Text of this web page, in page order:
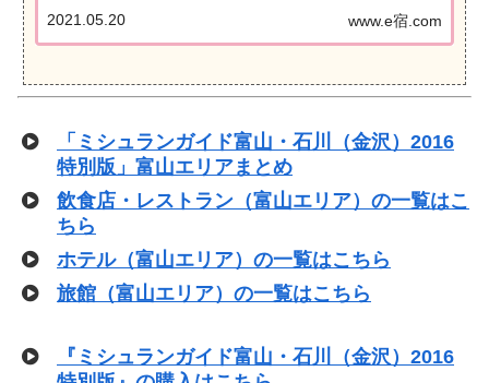
店・レストラン）を一覧にまとめました。ミ
シュランガイド富山2021『ミシュランプレー
www.e宿.com
2021.05.20
「ミシュランガイド富山・石川（金沢）2016
特別版」富山エリアまとめ
飲食店・レストラン（富山エリア）の一覧はこ
ちら
ホテル（富山エリア）の一覧はこちら
旅館（富山エリア）の一覧はこちら
『ミシュランガイド富山・石川（金沢）2016